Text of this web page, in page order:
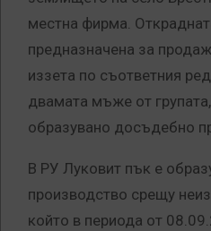
местна фирма.
предназначена за
иззета по съответния
двамата мъже от
образувано досъдебно
В РУ Луковит пък е
производство срещу
който в периода от